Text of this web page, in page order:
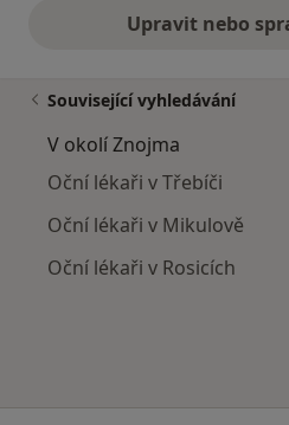
Upravit nebo
Související vyhledávání
V okolí Znojma
Oční lékaři v Třebíči
Oční lékaři v Mikulově
Oční lékaři v Rosicích